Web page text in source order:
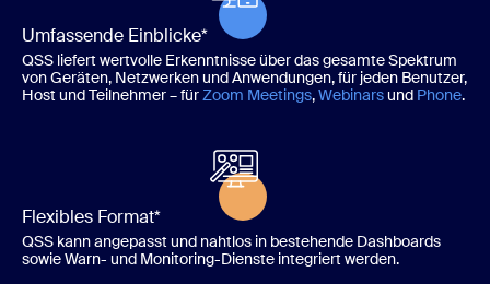
Umfassende Einblicke*
QSS liefert wertvolle Erkenntnisse über das gesamte Spektrum
von Geräten, Netzwerken und Anwendungen, für jeden Benutzer,
Host und Teilnehmer – fürZoom Meetings,Webinarsund Phone.
Flexibles Format*
QSS kann angepasst und nahtlos in bestehende Dashboards
sowie Warn- und Monitoring-Dienste integriert werden.